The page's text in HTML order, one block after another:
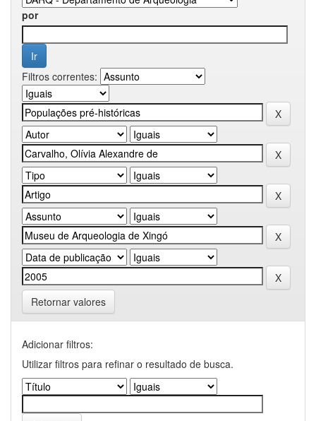
por
Filtros correntes:
Retornar valores
Adicionar filtros:
Utilizar filtros para refinar o resultado de busca.